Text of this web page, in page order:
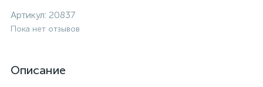
Артикул: 20837
Пока нет отзывов
Описание